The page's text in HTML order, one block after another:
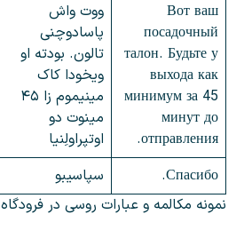
Вот ваш
посадочный
талон. Будьте у
выхода как
минимум за 45
минут до
отправления.
ووت واش
پاسادوچنی
تالون. بودته او
ویخودا کاک
مینیموم زا ۴۵
مینوت دو
اوتپراولِنیا
Спасибо. سپاسیبو
نمونه مکالمه و عبارات روسی در فرودگاه